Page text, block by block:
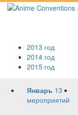
2013 год
2014 год
2015 год
Январь 13
мероприятий